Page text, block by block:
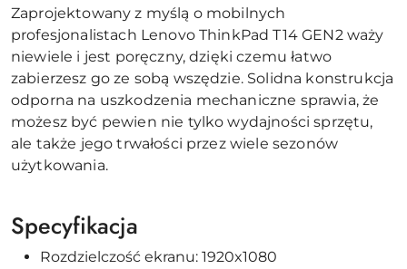
Zaprojektowany z myślą o mobilnych
profesjonalistach Lenovo ThinkPad T14 GEN2 waży
niewiele i jest poręczny, dzięki czemu łatwo
zabierzesz go ze sobą wszędzie. Solidna konstrukcja
odporna na uszkodzenia mechaniczne sprawia, że
możesz być pewien nie tylko wydajności sprzętu,
ale także jego trwałości przez wiele sezonów
użytkowania.
Specyfikacja
Rozdzielczość ekranu: 1920x1080